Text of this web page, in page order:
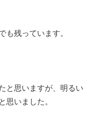
も残っています。
と思いますが、明るい
思いました。